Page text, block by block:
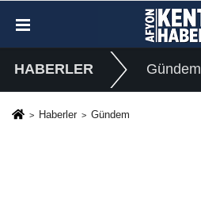
HABERLER Gündem
Haberler Gündem